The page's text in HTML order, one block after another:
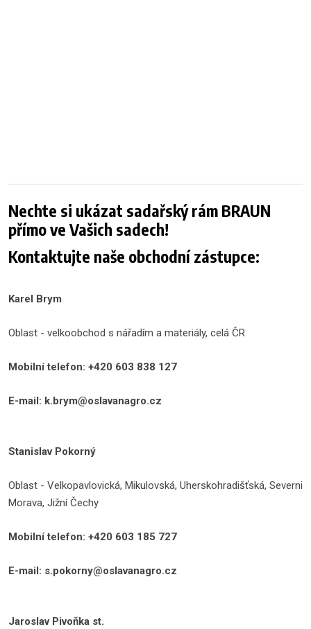
Nechte si ukázat sadařský rám BRAUN
přímo ve Vašich sadech!
Kontaktujte naše obchodní zástupce:
Karel Brym
Oblast - velkoobchod s nářadím a materiály, celá ČR
Mobilní telefon: +420 603 838 127
E-mail: k.brym@oslavanagro.cz
Stanislav Pokorný
Oblast - Velkopavlovická, Mikulovská, Uherskohradišťská, Severni
Morava, Jižní Čechy
Mobilní telefon: +420 603 185 727
E-mail: s.pokorny@oslavanagro.cz
Jaroslav Pivoňka st.